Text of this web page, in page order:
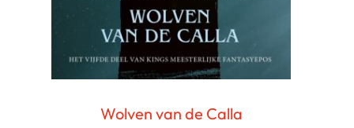
Wolven van de Calla